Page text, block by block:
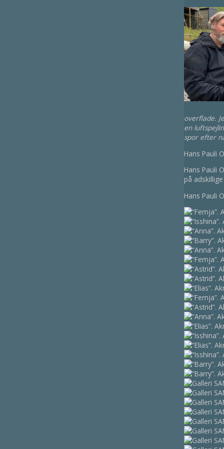
overflade.
en
spor efter
Hans Pauli
Hans Pauli
på
Hans Pauli